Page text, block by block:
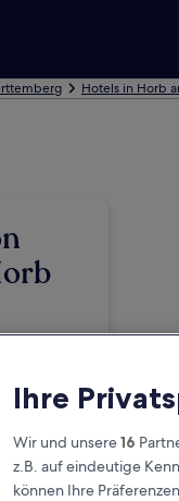
Hotels in Horb
Ihre
Wir und unsere16
z.B. auf eindeutige
können Ihre